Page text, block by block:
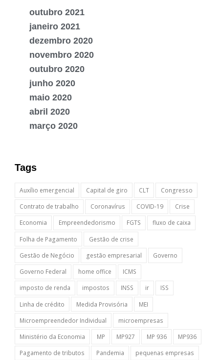
outubro 2021
janeiro 2021
dezembro 2020
novembro 2020
outubro 2020
junho 2020
maio 2020
abril 2020
março 2020
Tags
Auxílio emergencial Capital de giro CLT
Congresso
Contrato de trabalho
Coronavírus COVID-19
Crise
Economia
Empreendedorismo FGTS
fluxo de caixa
Folha de Pagamento
Gestão de crise
Gestão de Negócio
gestão empresarial
Governo
Governo Federal
home office
ICMS
imposto de renda
impostos INSS ir
ISS
Linha de crédito
Medida Provisória
MEI
Microempreendedor Individual
microempresas
Ministério da Economia
MP MP927 MP 936
MP936
Pagamento de tributos
Pandemia
pequenas empresas